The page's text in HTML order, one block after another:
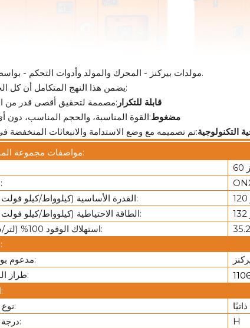
مولدات بيركنز - المحرك والمولد وأدوات التحكم - بواسطة بيركنز.
يضمن هذا النهج المتكامل أن كل الحلول هي:
قابلة للتكرار :مصممة لتحقيق أقصى قدر من
مضغوط:القوة المناسبة، والحجم المناسب، دون
التكنولوجية
مواصفات مجموعة المولدات:
نموذج:
القدرة الأساسية (كيلوواط/كيلو فولت أمبير):
الطاقة الاحتياطية (كيلوواط/كيلو فولت أمبير):
استهلاك الوقود 100% (لتر/ساعة):
35.2
محرك:
مدعوم بواسطة:
طراز المحرك:
المولد:
نوع المثير:
درجة العزل:
H